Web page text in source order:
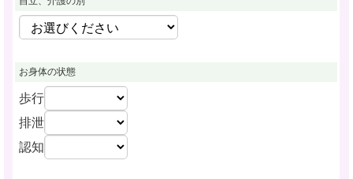
お身体の状態
歩行
排泄
認知